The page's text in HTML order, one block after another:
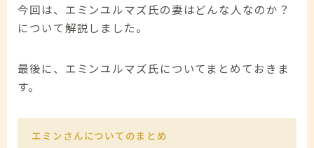
今回は、エミンユルマズ氏の妻はどんな人なのか？
について解説しました。
最後に、エミンユルマズ氏についてまとめておきま
す。
エミンさんについてのまとめ